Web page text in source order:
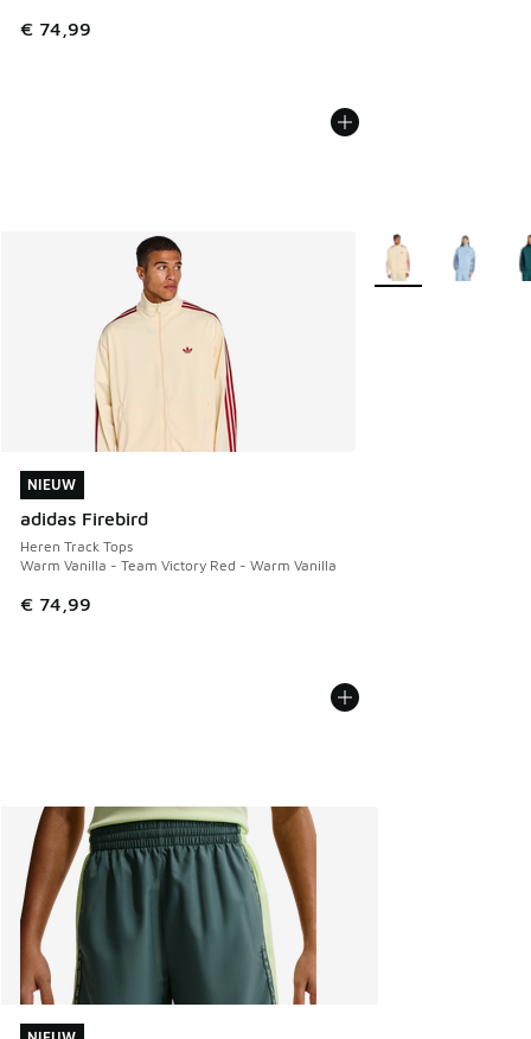
€ 74,99
NIEUW
adidas Firebird
Heren Track Tops
Warm Vanilla - Team Victory Red - Warm Vanilla
€ 74,99
NIEUW
Meer kleuren